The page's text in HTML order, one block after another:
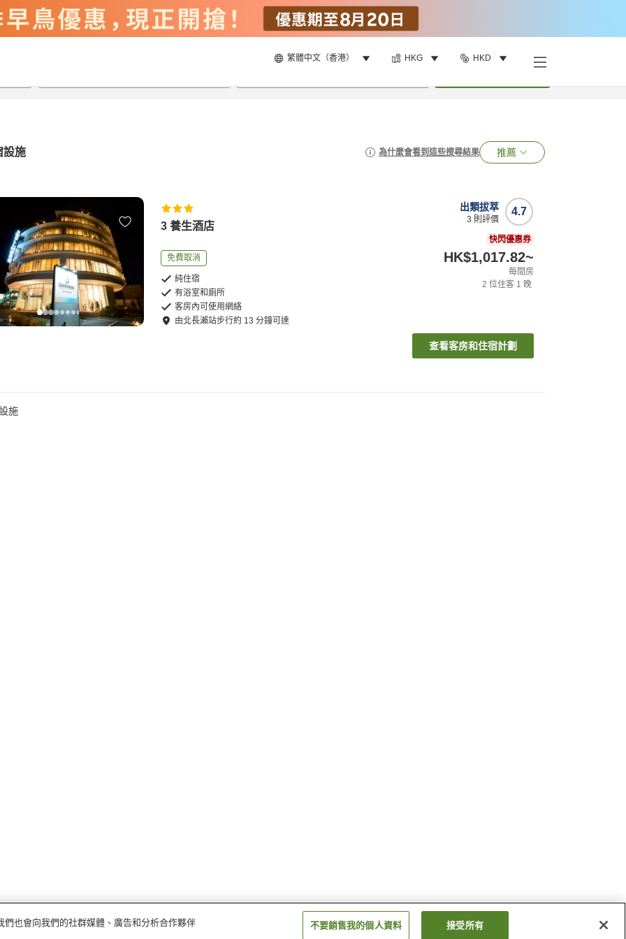
繁體中文（香港） HKG HKD
設施 為什麼會看到這些搜尋結果 推薦
3 養生酒店
免費取消
純住宿
有浴室和廁所
客房內可使用網絡
由北長瀨站步行約 13 分鐘可達
4.7
出類拔萃
3 則評價
快閃優惠券
HK$1,017.82~
每間房
2 位住客 1 晚
查看客房和住宿計劃
施
也會向我們的社群媒體、廣告和分析合作夥伴 不要銷售我的個人資料 接受所有